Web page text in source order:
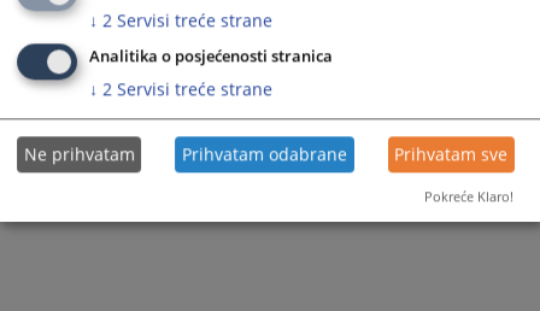
↓ 2 Servisi treće strane
Analitika o posjećenosti stranica
↓ 2 Servisi treće strane
Ne prihvatam Prihvatam odabrane Prihvatam sve
Pokreće Klaro!